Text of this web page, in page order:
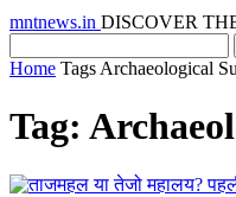
mntnews.in DISCOVER
Home Tags Archaeological
Tag: